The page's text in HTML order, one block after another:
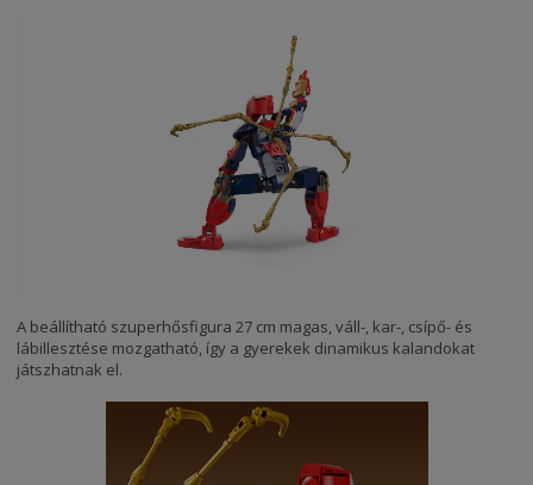
A beállítható szuperhősfigura 27 cm magas, váll-, kar-, csípő- és
lábillesztése mozgatható, így a gyerekek dinamikus kalandokat
játszhatnak el.